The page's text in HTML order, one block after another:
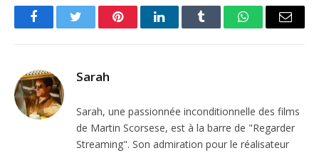
FacebookTwitter PinterestLinkedInTumblr WhatsAppEmail
Sarah
Sarah, une passionnée inconditionnelle des films
de Martin Scorsese, est à la barre de "Regarder
Streaming". Son admiration pour le réalisateur